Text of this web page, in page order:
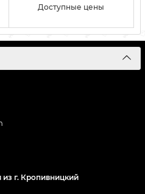
Доступные цены
из г. Кропивницкий